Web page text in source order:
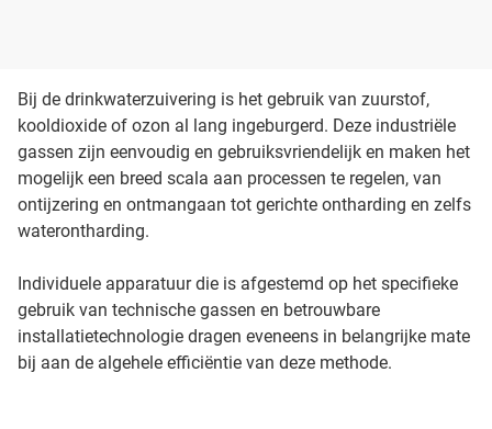
Bij de drinkwaterzuivering is het gebruik van zuurstof,
kooldioxide of ozon al lang ingeburgerd. Deze industriële
gassen zijn eenvoudig en gebruiksvriendelijk en maken het
mogelijk een breed scala aan processen te regelen, van
ontijzering en ontmangaan tot gerichte ontharding en zelfs
waterontharding.
Individuele apparatuur die is afgestemd op het specifieke
gebruik van technische gassen en betrouwbare
installatietechnologie dragen eveneens in belangrijke mate
bij aan de algehele efficiëntie van deze methode.